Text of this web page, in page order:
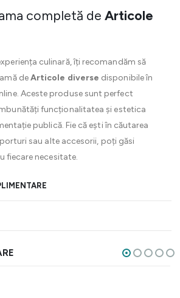
completă de Articole
culinară, îți recomandăm să
deArticole diverse disponibile în
Aceste produse sunt perfect
funcționalitatea și estetica
publică. Fie că ești în căutarea
sau alte accesorii, poți găsi
fiecare necesitate.